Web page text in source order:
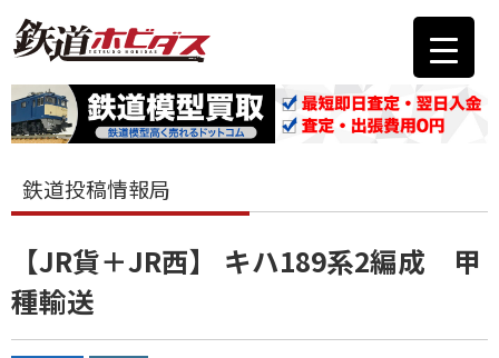
鉄道投稿情報局
【JR貨＋JR西】 キハ189系2編成 甲
種輸送